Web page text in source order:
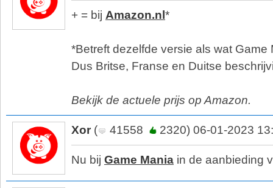
+ = bij Amazon.nl*
*Betreft dezelfde versie als wat Game
Dus Britse, Franse en Duitse
Bekijk de actuele prijs op Amazon.
Xor ( 41558 2320) 06-01-2023
Nu bij Game Mania in de aanbieding